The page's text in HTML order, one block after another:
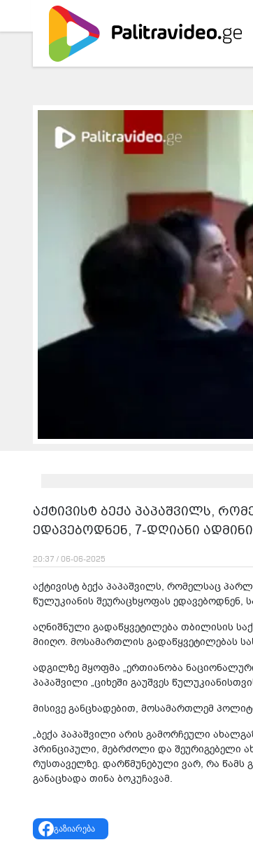
აქტივისტ ბექა პაპაშვილს,
ედავებოდნენ, 7-დღიანი
20:37 / 06-06-2025
აქტივისტ ბექა პაპაშვილს, რომელსაც
წულუკიანის შეურაცხყოფას
აღნიშნული გადაწყვეტილება თბილისის
მიიღო. მოსამართლის გადაწყვეტილებას
ადგილზე მყოფმა „ერთიანობა
პაპაშვილი „ციხეში გაუშვეს
მისივე განცხადებით, მოსამართლემ
„ბექა პაპაშვილი არის გამორჩეული
პრინციპული, მებრძოლი და შეურიგებელი
რუსთაველზე. დარწმუნებული ვარ, რა წამს
განაცხადა თინა ბოკუჩავამ.
გაზიარება